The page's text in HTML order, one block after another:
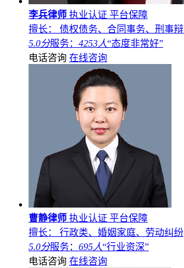
李兵律师 执业认证 平台保障
擅长： 债权债务、合同事务、刑事
5.0分服务： 4253人“态度非常好”
电话咨询 在线咨询
曹静律师 执业认证 平台保障
擅长： 行政类、婚姻家庭、劳动纠纷
5.0分服务： 695人“行业资深”
电话咨询 在线咨询